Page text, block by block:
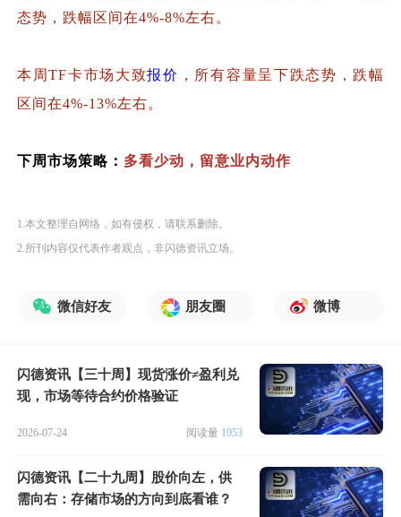
态势，跌幅区间在4%-8%左右。
本周TF卡市场大致报价 ，所有容量呈下跌态势，跌幅
区间在4%-13%左右。
下周市场策略： 多看少动，留意业内动作
1.本文整理自网络，如有侵权，请联系删除。
2.所刊内容仅代表作者观点，非闪德资讯立场。
微信好友 朋友圈 微博
闪德资讯【三十周】现货涨价≠盈利兑
现，市场等待合约价格验证
2026-07-24 阅读量 1953
闪德资讯【二十九周】股价向左，供
需向右：存储市场的方向到底看谁？